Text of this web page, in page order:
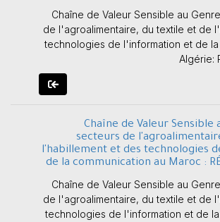
Chaîne de Valeur Sensible au
de l'agroalimentaire, du textile et de
technologies de l'information et de la
Algérie:
Chaîne de Valeur Sensible
secteurs de
l'habillement et des technologies
de la communication au Maroc :
Chaîne de Valeur Sensible au
de l'agroalimentaire, du textile et de
technologies de l'information et de la